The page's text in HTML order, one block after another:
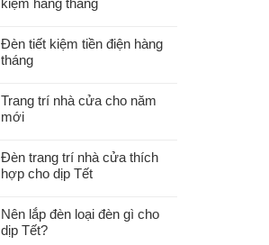
Đèn tiết kiệm tiền điện hàng
tháng
Trang trí nhà cửa cho năm
mới
Đèn trang trí nhà cửa thích
hợp cho dịp Tết
Nên lắp đèn loại đèn gì cho
dịp Tết?